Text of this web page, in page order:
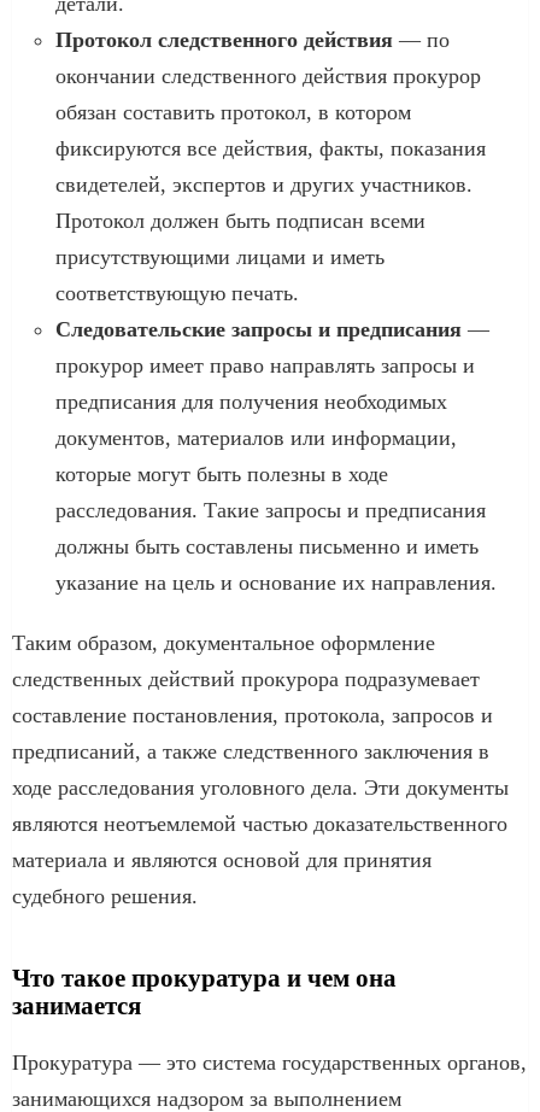
Протокол следственного действия — по
окончании следственного действия прокурор
обязан составить протокол, в котором
фиксируются все действия, факты, показания
свидетелей, экспертов и других участников.
Протокол должен быть подписан всеми
присутствующими лицами и иметь
соответствующую печать.
Следовательские запросы и предписания —
прокурор имеет право направлять запросы и
предписания для получения необходимых
документов, материалов или информации,
которые могут быть полезны в ходе
расследования. Такие запросы и предписания
должны быть составлены письменно и иметь
указание на цель и основание их направления.
Таким образом, документальное оформление
следственных действий прокурора подразумевает
составление постановления, протокола, запросов и
предписаний, а также следственного заключения в
ходе расследования уголовного дела. Эти документы
являются неотъемлемой частью доказательственного
материала и являются основой для принятия
судебного решения.
Что такое прокуратура и чем она
занимается
Прокуратура — это система государственных органов,
занимающихся надзором за выполнением